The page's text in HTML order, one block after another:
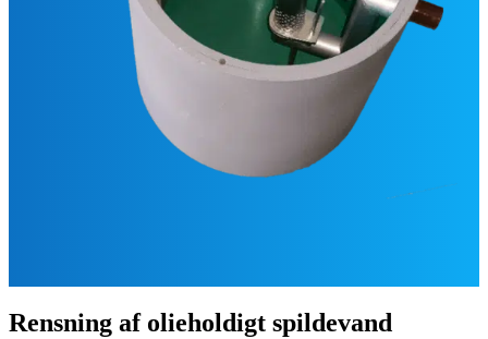
Rensning af olieholdigt spildevand